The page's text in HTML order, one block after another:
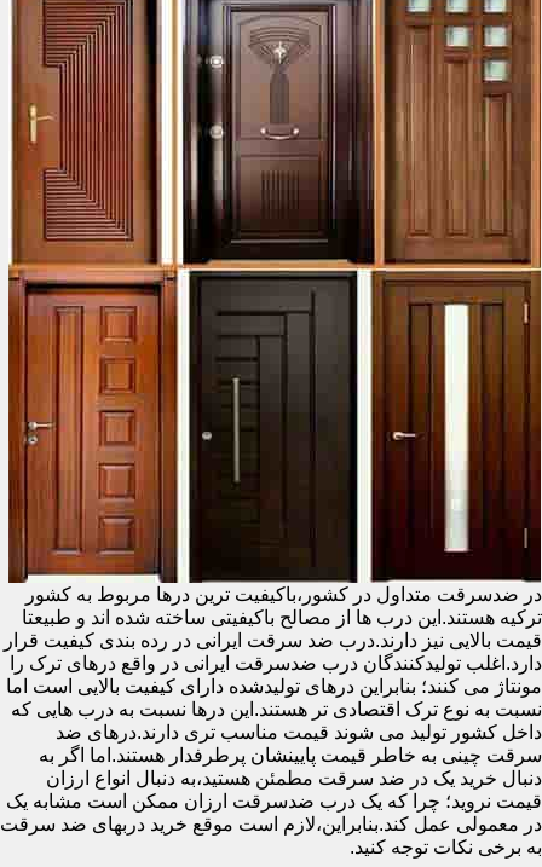
در ضدسرقت متداول در کشور،باکیفیت ترین درها مربوط به کشور
ترکیه هستند.این درب ها از مصالح باکیفیتی ساخته شده اند و طبیعتا
قیمت بالایی نیز دارند.درب ضد سرقت ایرانی در رده بندی کیفیت قرار
دارد.اغلب تولیدکنندگان درب ضدسرقت ایرانی در واقع درهای ترک را
مونتاژ می کنند؛ بنابراین درهای تولیدشده دارای کیفیت بالایی است اما
نسبت به نوع ترک اقتصادی تر هستند.این درها نسبت به درب هایی که
داخل کشور تولید می شوند قیمت مناسب تری دارند.درهای ضد
سرقت چینی به خاطر قیمت پایینشان پرطرفدار هستند.اما اگر به
دنبال خرید یک در ضد سرقت مطمئن هستید،به دنبال انواع ارزان
قیمت نروید؛ چرا که یک درب ضدسرقت ارزان ممکن است مشابه یک
در معمولی عمل کند.بنابراین،لازم است موقع خرید دربهای ضد سرقت
به برخی نکات توجه کنید.